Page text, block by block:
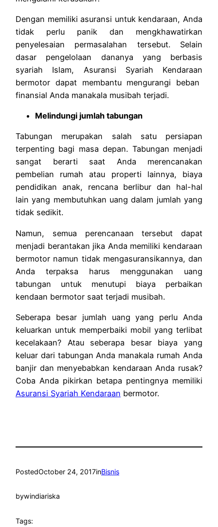
Dengan memiliki asuransi untuk kendaraan, Anda
tidak perlu panik dan mengkhawatirkan
penyelesaian permasalahan tersebut. Selain
dasar pengelolaan dananya yang berbasis
syariah Islam, Asuransi Syariah Kendaraan
bermotor dapat membantu mengurangi beban
finansial Anda manakala musibah terjadi.
Melindungi jumlah tabungan
Tabungan merupakan salah satu persiapan
terpenting bagi masa depan. Tabungan menjadi
sangat berarti saat Anda merencanakan
pembelian rumah atau properti lainnya, biaya
pendidikan anak, rencana berlibur dan hal-hal
lain yang membutuhkan uang dalam jumlah yang
tidak sedikit.
Namun, semua perencanaan tersebut dapat
menjadi berantakan jika Anda memiliki kendaraan
bermotor namun tidak mengasuransikannya, dan
Anda terpaksa harus menggunakan uang
tabungan untuk menutupi biaya perbaikan
kendaan bermotor saat terjadi musibah.
Seberapa besar jumlah uang yang perlu Anda
keluarkan untuk memperbaiki mobil yang terlibat
kecelakaan? Atau seberapa besar biaya yang
keluar dari tabungan Anda manakala rumah Anda
banjir dan menyebabkan kendaraan Anda rusak?
Coba Anda pikirkan betapa pentingnya memiliki
Asuransi Syariah Kendaraan bermotor.
PostedOctober 24, 2017inBisnis
bywindiariska
Tags: